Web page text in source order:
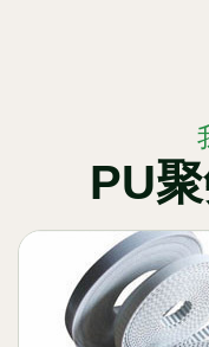
PU